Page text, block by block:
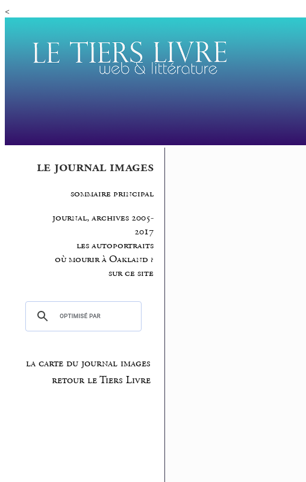
<
le journal images
sommaire principal
journal, archives 2005-
2017
les autoportraits
où mourir à Oakland ?
sur ce site
la carte du journal images
retour le Tiers Livre